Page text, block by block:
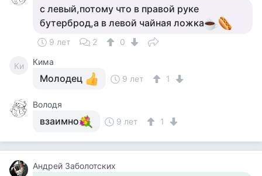
с левый,потому что в правой руке
бутерброд,а в левой чайная ложка
9 лет 2 0
Ки Кима
Молодец 9 лет 1
Володя
взаимно 9 лет 1
Андрей Заболотских